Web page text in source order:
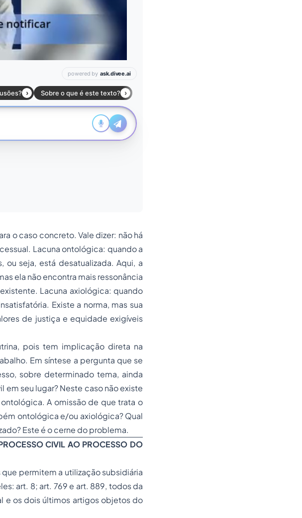
o caso concreto. Vale dizer: não há
Lacuna ontológica: quando a
seja, está desatualizada. Aqui, a
ela não encontra mais ressonância
Lacuna axiológica: quando
Existe a norma, mas sua
de justiça e equidade exigíveis
pois tem implicação direta na
Em síntese a pergunta que se
sobre determinado tema, ainda
seu lugar? Neste caso não existe
A omissão de que trata o
ontológica e/ou axiológica? Qual
Este é o cerne do problema.
CIVIL AO PROCESSO DO
permitem a utilização subsidiária
art. 8; art. 769 e art. 889, todos da
e os dois últimos artigos objetos do